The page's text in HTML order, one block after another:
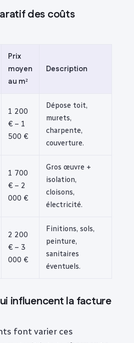
des coûts
Prix
moyen
au m²
Description
1 200
€ – 1
500 €
Dépose toit,
murets,
charpente,
couverture.
1 700
€ – 2
000 €
Gros œuvre +
isolation,
cloisons,
électricité.
2 200
€ – 3
000 €
Finitions, sols,
peinture,
sanitaires
éventuels.
influencent la facture
font varier ces